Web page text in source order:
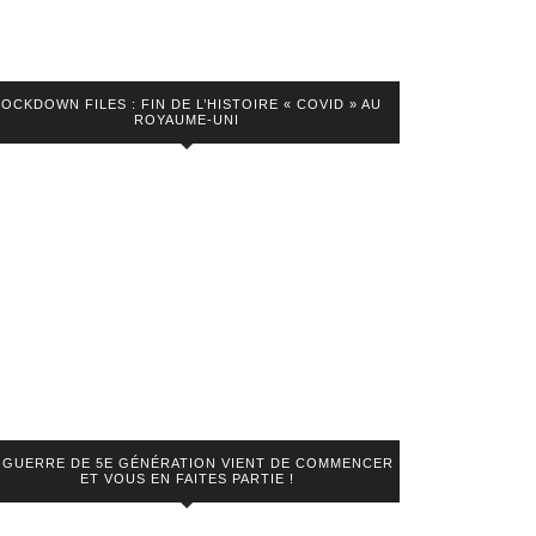
FILES : FIN DE L’HISTOIRE « COVID » AU
ROYAUME-UNI
GUERRE DE 5E GÉNÉRATION VIENT DE COMMENCER
ET VOUS EN FAITES PARTIE !